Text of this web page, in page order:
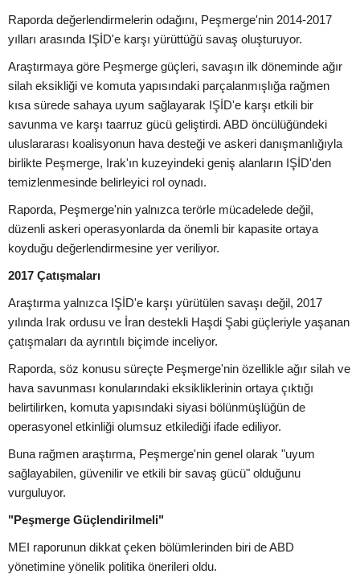
Raporda değerlendirmelerin odağını, Peşmerge'nin 2014-2017
yılları arasında IŞİD'e karşı yürüttüğü savaş oluşturuyor.
Araştırmaya göre Peşmerge güçleri, savaşın ilk döneminde ağır
silah eksikliği ve komuta yapısındaki parçalanmışlığa rağmen
kısa sürede sahaya uyum sağlayarak IŞİD'e karşı etkili bir
savunma ve karşı taarruz gücü geliştirdi. ABD öncülüğündeki
uluslararası koalisyonun hava desteği ve askeri danışmanlığıyla
birlikte Peşmerge, Irak'ın kuzeyindeki geniş alanların IŞİD'den
temizlenmesinde belirleyici rol oynadı.
Raporda, Peşmerge'nin yalnızca terörle mücadelede değil,
düzenli askeri operasyonlarda da önemli bir kapasite ortaya
koyduğu değerlendirmesine yer veriliyor.
2017 Çatışmaları
Araştırma yalnızca IŞİD'e karşı yürütülen savaşı değil, 2017
yılında Irak ordusu ve İran destekli Haşdi Şabi güçleriyle yaşanan
çatışmaları da ayrıntılı biçimde inceliyor.
Raporda, söz konusu süreçte Peşmerge'nin özellikle ağır silah ve
hava savunması konularındaki eksikliklerinin ortaya çıktığı
belirtilirken, komuta yapısındaki siyasi bölünmüşlüğün de
operasyonel etkinliği olumsuz etkilediği ifade ediliyor.
Buna rağmen araştırma, Peşmerge'nin genel olarak "uyum
sağlayabilen, güvenilir ve etkili bir savaş gücü" olduğunu
vurguluyor.
"Peşmerge Güçlendirilmeli"
MEI raporunun dikkat çeken bölümlerinden biri de ABD
yönetimine yönelik politika önerileri oldu.